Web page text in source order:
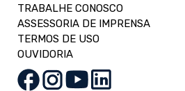
TRABALHE CONOSCO
ASSESSORIA DE IMPRENSA
TERMOS DE USO
OUVIDORIA